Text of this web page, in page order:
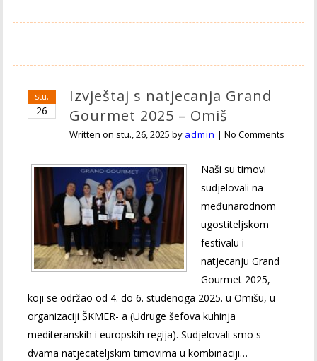
stu.
26
Izvještaj s natjecanja Grand
Gourmet 2025 – Omiš
Written on stu., 26, 2025 by admin |No Comments
Naši su timovi
sudjelovali na
međunarodnom
ugostiteljskom
festivalu i
natjecanju Grand
Gourmet 2025,
koji se održao od 4. do 6. studenoga 2025. u Omišu, u
organizaciji ŠKMER- a (Udruge šefova kuhinja
mediteranskih i europskih regija). Sudjelovali smo s
dvama natjecateljskim timovima u kombinaciji…